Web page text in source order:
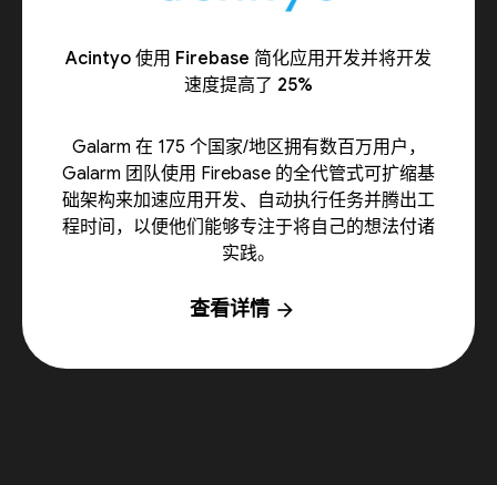
Acintyo 使用 Firebase 简化应用开发并将开发
速度提高了 25%
Galarm 在 175 个国家/地区拥有数百万用户，
Galarm 团队使用 Firebase 的全代管式可扩缩基
础架构来加速应用开发、自动执行任务并腾出工
程时间，以便他们能够专注于将自己的想法付诸
实践。
查看详情 arrow_forward